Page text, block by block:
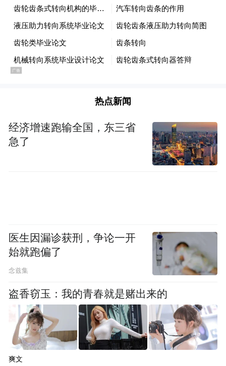
富平县阿宫剧团参赛剧目《王魁负义》
作为中国戏曲之乡和民俗之乡，渭南这份戏
缘藏着代代相传的匠心。明代合阳人王异、
崔向余创作了《碧玉钿传奇》；渭南人李十
三的《十大本》风靡三秦，《万福莲》经改
编成《谢瑶环》传遍全国，《火焰驹》被拍
成秦腔戏曲电影；还有很多创作者不仅写剧
2025渭南百团戏曲联赛的举办，正是基于秦
东深厚的秦腔文化遗产，报名一启幕就引来
热点新闻
经济增速跑输全国，东三省
急了
医生因漏诊获刑，争论一开
始就跑偏了
念兹集
盗香窃玉：我的青春就是赌出来的
爽文